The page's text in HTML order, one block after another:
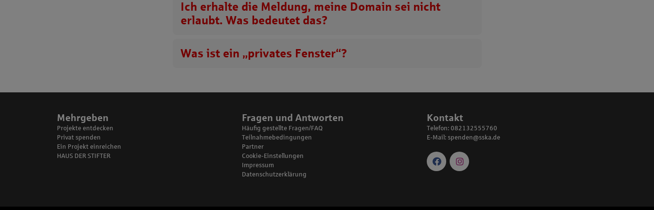
Ich erhalte die Meldung, meine Domain sei nicht
erlaubt. Was bedeutet das?
Was ist ein „privates Fenster“?
Mehrgeben
Projekte entdecken
Privat spenden
Ein Projekt einreichen
HAUS DER STIFTER
Fragen und Antworten
Häufig gestellte Fragen/FAQ
Teilnahmebedingungen
Partner
Cookie-Einstellungen
Impressum
Datenschutzerklärung
Kontakt
Telefon: 082132555760
E-Mail: spenden@sska.de